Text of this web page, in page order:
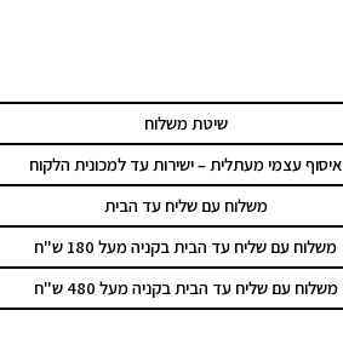
שיטת משלוח
איסוף עצמי מעתלית – ישירות עד למכונית הלקוח
משלוח עם שליח עד הבית
משלוח עם שליח עד הבית בקניה מעל 180 ש"ח
משלוח עם שליח עד הבית בקניה מעל 480 ש"ח